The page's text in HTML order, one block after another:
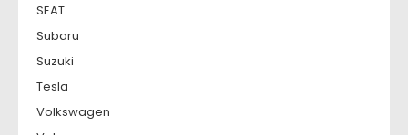
SEAT
Subaru
Suzuki
Tesla
Volkswagen